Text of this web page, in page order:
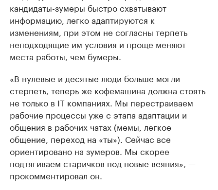
кандидаты-зумеры быстро схватывают
информацию, легко адаптируются к
изменениям, при этом не согласны терпеть
неподходящие им условия и проще меняют
места работы, чем бумеры.
«В нулевые и десятые люди больше могли
стерпеть, теперь же кофемашина должна стоять
не только в IT компаниях. Мы перестраиваем
рабочие процессы уже с этапа адаптации и
общения в рабочих чатах (мемы, легкое
общение, переход на «ты»). Сейчас все
ориентировано на зумеров. Мы скорее
подтягиваем старичков под новые веяния», —
прокомментировал он.